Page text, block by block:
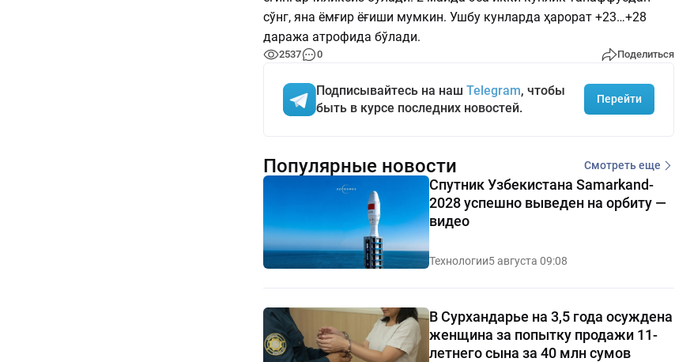
сўнг, яна ёмғир ёғиши мумкин. Ушбу кунларда ҳарорат +23…+28
даража атрофида бўлади.
2537 0 Поделиться
Подписывайтесь на наш Telegram, чтобы
быть в курсе последних новостей.
Перейти
Популярные новости Смотреть еще
Спутник Узбекистана Samarkand-
2028 успешно выведен на орбиту —
видео
Технологии5 августа 09:08
В Сурхандарье на 3,5 года осуждена
женщина за попытку продажи 11-
летнего сына за 40 млн сумов